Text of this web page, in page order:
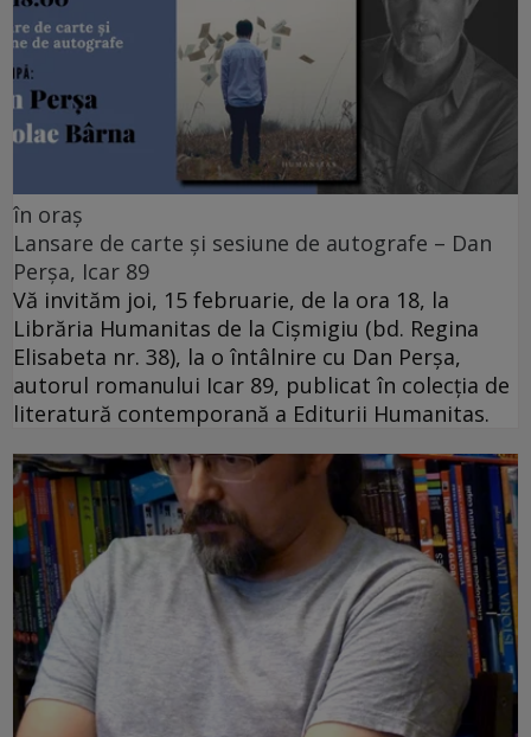
în oraș
Lansare de carte și sesiune de autografe – Dan
Perșa, Icar 89
Vă invităm joi, 15 februarie, de la ora 18, la
Librăria Humanitas de la Cişmigiu (bd. Regina
Elisabeta nr. 38), la o întâlnire cu Dan Perșa,
autorul romanului Icar 89, publicat în colecția de
literatură contemporană a Editurii Humanitas.